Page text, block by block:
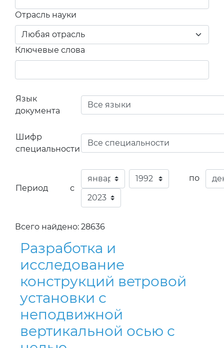
Язык
документа
Шифр
Всего найдено: 28636
Разработка и
исследование
конструкций ветровой
установки с
неподвижной
вертикальной осью с
целью
совершенствования
технологии
производства